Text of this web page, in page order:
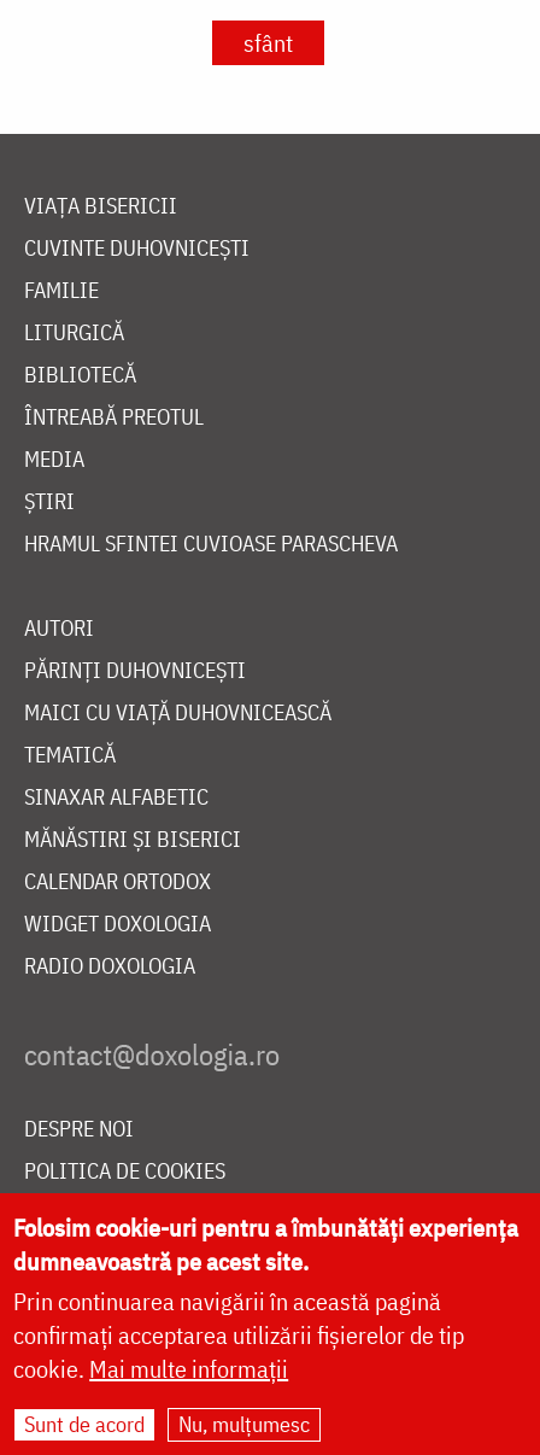
sfânt
VIAȚA BISERICII
CUVINTE DUHOVNICEȘTI
FAMILIE
LITURGICĂ
BIBLIOTECĂ
ÎNTREABĂ PREOTUL
MEDIA
ȘTIRI
HRAMUL SFINTEI CUVIOASE PARASCHEVA
AUTORI
PĂRINȚI DUHOVNICEȘTI
MAICI CU VIAȚĂ DUHOVNICEASCĂ
TEMATICĂ
SINAXAR ALFABETIC
MĂNĂSTIRI ȘI BISERICI
CALENDAR ORTODOX
WIDGET DOXOLOGIA
RADIO DOXOLOGIA
DESPRE NOI
POLITICA DE COOKIES
DONEAZĂ ONLINE PENTRU CATEDRALA NAȚIONALĂ
LIVE
Site dezvoltat deDOXOLOGIA MEDIA
Folosim cookie-uri pentru a îmbunătăți experiența
dumneavoastră pe acest site.
Prin continuarea navigării în această pagină
confirmați acceptarea utilizării fișierelor de tip
cookie. Mai multe informații
Sunt de acord Nu, mulțumesc